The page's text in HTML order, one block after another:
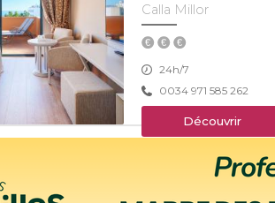
Calla Millor
24h/7
0034 971 585 262
Découvrir